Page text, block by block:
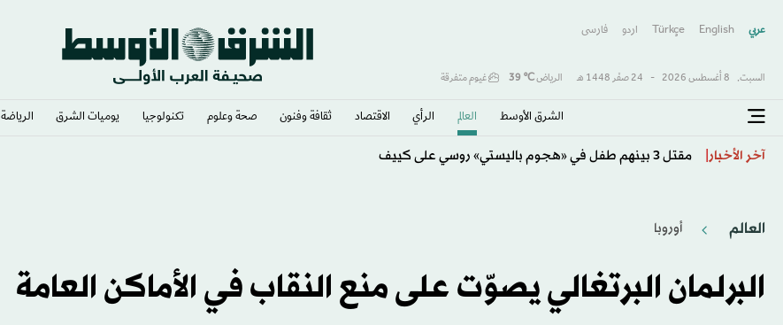
عربي English
Türkçe اردو فارسى
السبت, 8 أغسطس 2026 - 24 صفَر 1448 هـ الرياض℃
39 غيوم متفرقة
الشرق الأوسط​ العالم الرأي الاقتصاد ثقافة وفنون صحة وعلوم تكنولوجيا يوميات الشرق​ الرياضة
آخر الأخبار
كولومبيا تتحول لليمين وتنصّب حليف ترمب «دي لا إسبرييا» رئيساً
العالم أوروبا
البرلمان البرتغالي يصوّت على منع النقاب في الأماكن العامة